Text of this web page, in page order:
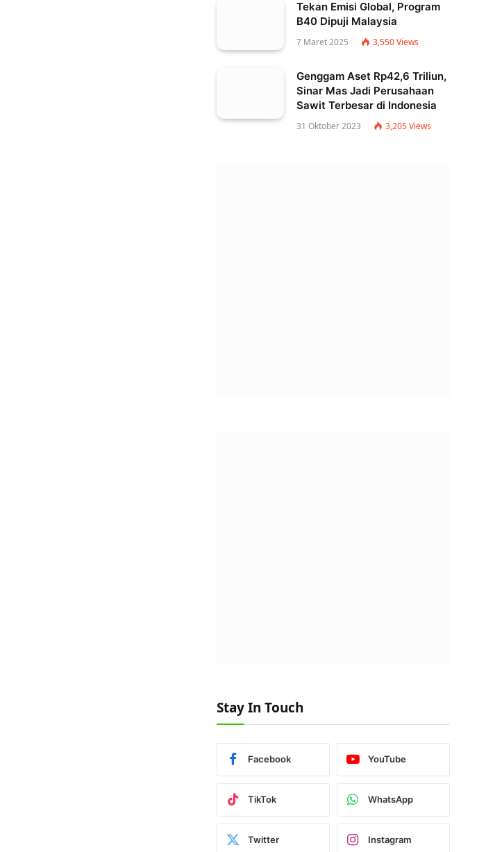
Tekan Emisi Global, Program
B40 Dipuji Malaysia
7 Maret 2025 3,550Views
Genggam Aset Rp42,6 Triliun,
Sinar Mas Jadi Perusahaan
Sawit Terbesar di Indonesia
31 Oktober 2023 3,205Views
Stay In Touch
Facebook YouTube
TikTok WhatsApp
Twitter Instagram